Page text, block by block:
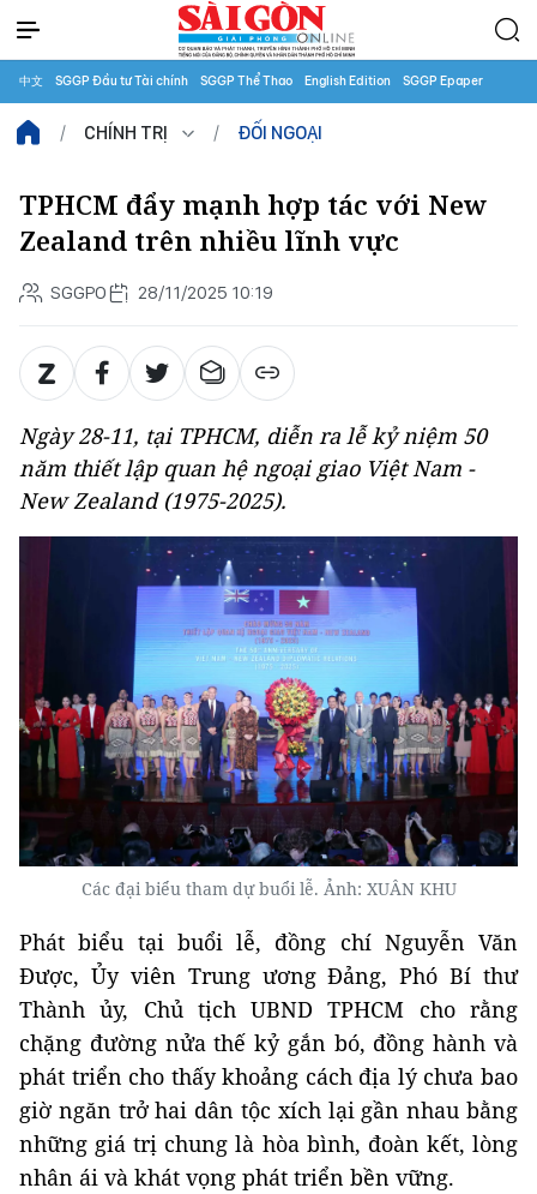
中文 SGGP Đầu tư Tài chính SGGP Thể Thao English Edition SGGP Epaper
CHÍNH TRỊ ĐỐI NGOẠI
TPHCM đẩy mạnh hợp tác với New
Zealand trên nhiều lĩnh vực
SGGPO 28/11/2025 10:19
Ngày 28-11, tại TPHCM, diễn ra lễ kỷ niệm 50
năm thiết lập quan hệ ngoại giao Việt Nam -
New Zealand (1975-2025).
Các đại biểu tham dự buổi lễ. Ảnh: XUÂN KHU
Phát biểu tại buổi lễ, đồng chí Nguyễn Văn
Được, Ủy viên Trung ương Đảng, Phó Bí thư
Thành ủy, Chủ tịch UBND TPHCM cho rằng
chặng đường nửa thế kỷ gắn bó, đồng hành và
phát triển cho thấy khoảng cách địa lý chưa bao
giờ ngăn trở hai dân tộc xích lại gần nhau bằng
những giá trị chung là hòa bình, đoàn kết, lòng
nhân ái và khát vọng phát triển bền vững.